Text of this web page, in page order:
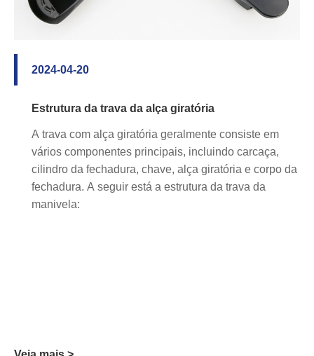
2024-04-20
Estrutura da trava da alça giratória
A trava com alça giratória geralmente consiste em
vários componentes principais, incluindo carcaça,
cilindro da fechadura, chave, alça giratória e corpo da
fechadura. A seguir está a estrutura da trava da
manivela: